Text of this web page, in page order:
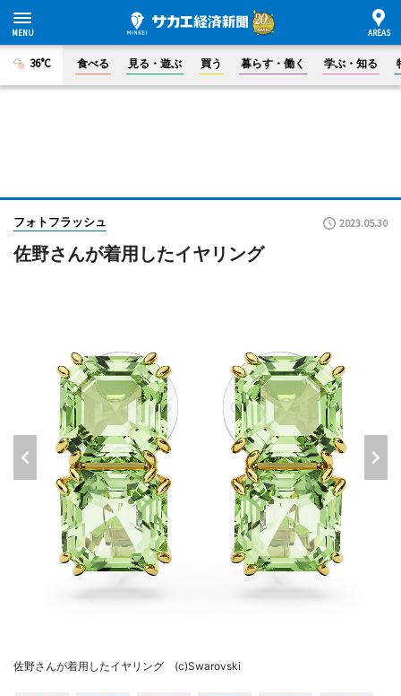
36°C 食べる 見る・遊ぶ 買う 暮らす・働く 学ぶ・知る
フォトフラッシュ 2023.05.30
佐野さんが着用したイヤリング
佐野さんが着用したイヤリング (c)Swarovski